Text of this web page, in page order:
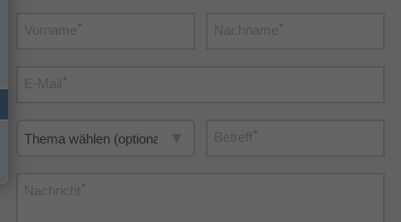
Vorname* Nachname*
E-Mail*
Betreff*
Nachricht*